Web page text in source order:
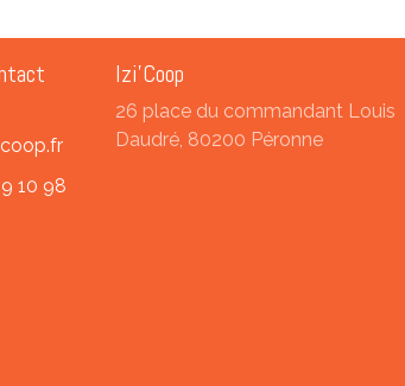
10 98
Izi'Coop
26 place du commandant Louis
Daudré, 80200 Péronne